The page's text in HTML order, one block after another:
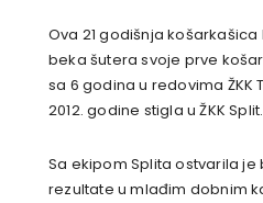
Ova 21 godišnja
beka šutera svoje prve
sa 6 godina u redovima ŽKK
2012. godine stigla u ŽKK Split.
Sa ekipom Splita ostvarila
rezultate u mlađim dobnim